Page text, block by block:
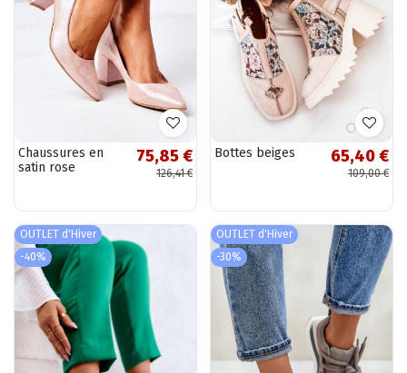
Chaussures en
satin rose
75,85 €
126,41 €
Bottes beiges 65,40 €
109,00 €
OUTLET d'Hiver
-40%
OUTLET d'Hiver
-30%